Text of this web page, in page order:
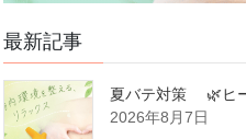
最新記事
夏バテ対策 🌿ヒ
2026年8月7日